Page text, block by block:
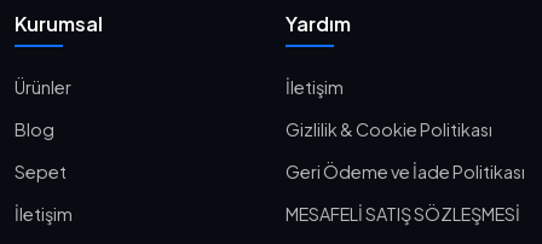
Kurumsal
Ürünler
Blog
Sepet
İletişim
Yardım
İletişim
Gizlilik & Cookie Politikası
Geri Ödeme ve İade Politikası
MESAFELİ SATIŞ SÖZLEŞMESİ